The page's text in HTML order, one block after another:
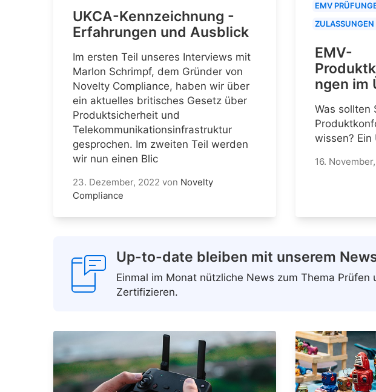
UKCA-Kennzeichnung -
Erfahrungen und Ausblick
Im ersten Teil unseres Interviews mit
Marlon Schrimpf, dem Gründer von
Novelty Compliance, haben wir über
ein aktuelles britisches Gesetz über
Produktsicherheit und
Telekommunikationsinfrastruktur
gesprochen. Im zweiten Teil werden
wir nun einen Blic
23. Dezember, 2022 von Novelty
Compliance
EMV
EMV-
ngen im
Was sollten
wissen? Ein
16.
Up-to-date bleiben mit unserem
Einmal im Monat nützliche News zum Thema Prüfen
Zertifizieren.